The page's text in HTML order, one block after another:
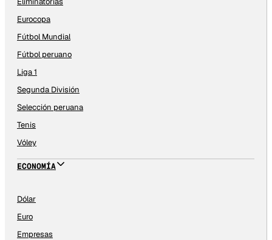
Eurocopa
Fútbol Mundial
Fútbol peruano
Liga 1
Segunda División
Selección peruana
Tenis
Vóley
ECONOMÍA
Dólar
Euro
Empresas